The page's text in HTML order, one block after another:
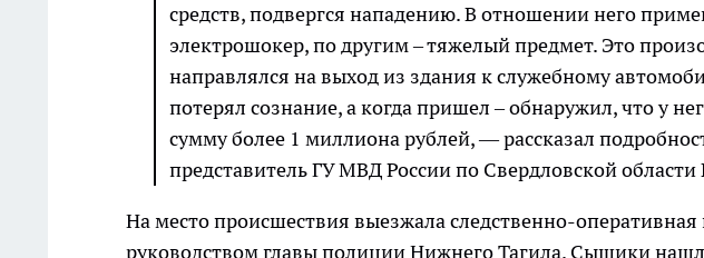
средств, подвергся нападению. В отношении него
электрошокер, по другим – тяжелый предмет. Это
направлялся на выход из здания к служебному
потерял сознание, а когда пришел – обнаружил, что у
сумму более 1 миллиона рублей, — рассказал
представитель ГУ МВД России по Свердловской области
На место происшествия выезжала следственно-
руководством главы полиции Нижнего Тагила. Сыщики